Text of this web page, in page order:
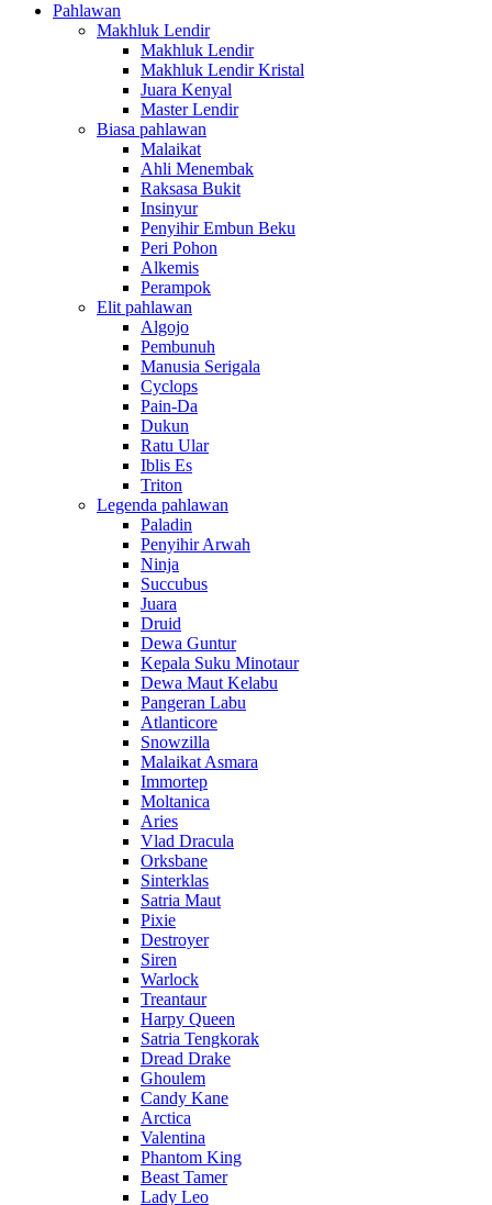
Pahlawan
Makhluk Lendir
Makhluk Lendir
Makhluk Lendir Kristal
Juara Kenyal
Master Lendir
Biasa pahlawan
Malaikat
Ahli Menembak
Raksasa Bukit
Insinyur
Penyihir Embun Beku
Peri Pohon
Alkemis
Perampok
Elit pahlawan
Algojo
Pembunuh
Manusia Serigala
Cyclops
Pain-Da
Dukun
Ratu Ular
Iblis Es
Triton
Legenda pahlawan
Paladin
Penyihir Arwah
Ninja
Succubus
Juara
Druid
Dewa Guntur
Kepala Suku Minotaur
Dewa Maut Kelabu
Pangeran Labu
Atlanticore
Snowzilla
Malaikat Asmara
Immortep
Moltanica
Aries
Vlad Dracula
Orksbane
Sinterklas
Satria Maut
Pixie
Destroyer
Siren
Warlock
Treantaur
Harpy Queen
Satria Tengkorak
Dread Drake
Ghoulem
Candy Kane
Arctica
Valentina
Phantom King
Beast Tamer
Lady Leo